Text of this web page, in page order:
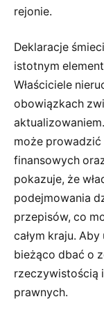
rejonie.
Deklaracje
istotnym
Właściciele
obowiązkach
może
finansowych
pokazuje, że
podejmowania
przepisów, co
całym kraju.
bieżąco dbać o
rzeczywistością
prawnych.